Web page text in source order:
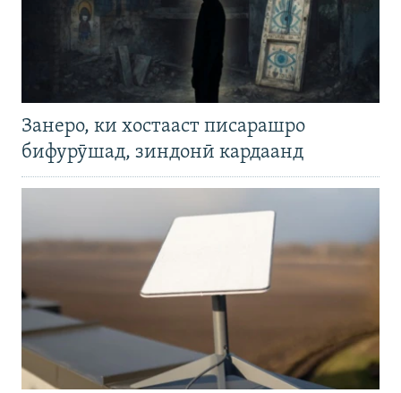
Занеро, ки хостааст писарашро
бифурӯшад, зиндонӣ кардаанд